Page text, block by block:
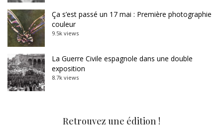
Ça s’est passé un 17 mai : Première photographie
couleur
9.5k views
La Guerre Civile espagnole dans une double
exposition
8.7k views
Retrouvez une édition !